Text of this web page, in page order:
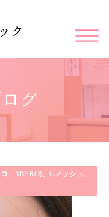
グ
MISKO)、Gメッシュ、